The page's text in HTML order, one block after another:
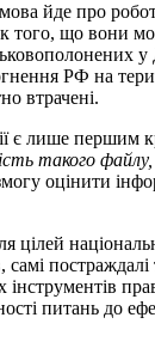
йде про
того, що вони
РФ на
втрачені.
є лише першим
такого
оцінити
самі
питань до